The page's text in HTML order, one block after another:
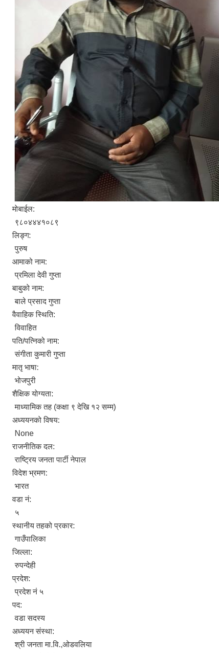
मोबाईल:
९८०४४४१०८९
लिङ्ग:
पुरुष
आमाको नाम:
प्रमिला देवी गुप्ता
बाबुको नाम:
बाले प्रसाद गुप्ता
वैवाहिक स्थिति:
विवाहित
पति/पत्निको नाम:
संगीता कुमारी गुप्ता
मातृ भाषा:
भोजपुरी
शैक्षिक योग्यता:
माध्यामिक तह (कक्षा ९ देखि १२ सम्म)
अध्ययनको विषय:
None
राजनीतिक दल:
राष्ट्रिय जनता पार्टी नेपाल
विदेश भ्रमण:
भारत
वडा नं:
५
स्थानीय तहको प्रकार:
गाउँपालिका
जिल्ला:
रुपन्देही
प्रदेश:
प्रदेश नं ५
पद:
वडा सदस्य
अध्ययन संस्था:
श्री जनता मा.वि.,ओडवलिया